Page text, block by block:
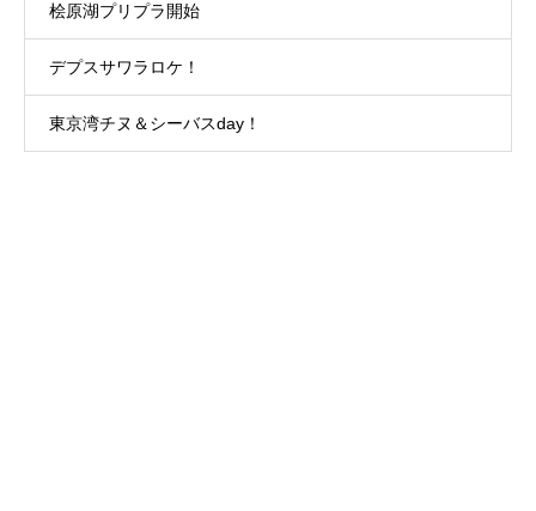
桧原湖プリプラ開始
デプスサワラロケ！
東京湾チヌ＆シーバスday！